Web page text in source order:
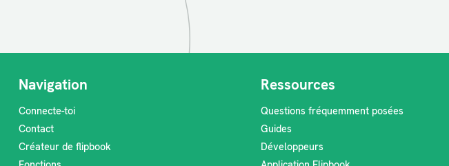
Navigation
Connecte-toi
Contact
Créateur de flipbook
Ressources
Questions fréquemment posées
Guides
Développeurs